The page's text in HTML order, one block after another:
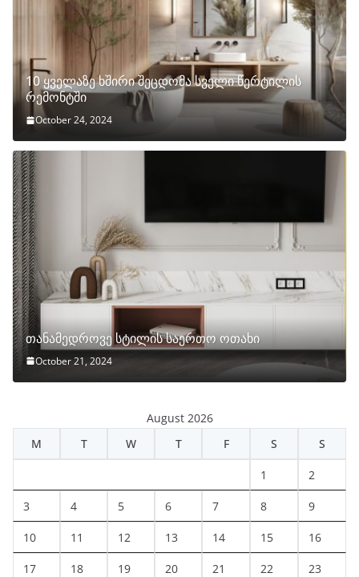
10 ყველაზე ხშირი შეცდომა სველი წერტილის
რემონტში
October 24, 2024
თანამედროვე სტილის საერთო ოთახი
October 21, 2024
August 2026
M
T W T F S S
1 2
3 4 5 6 7 8 9
10 11 12 13 14 15 16
17 18 19 20 21 22 23